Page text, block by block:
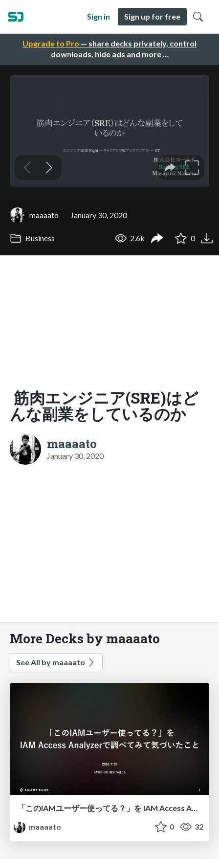
Upgrade to Pro — share decks privately, control
downloads, hide ads and more …
Sign in Sign up for free
maaaato January 30, 2020
Business 2.6k 0
筋肉エンジニア(SRE)はど
んな副業をしているのか
maaaato
January 30, 2020
More Decks by maaaato
See All by maaaato
「このIAMユーザー使ってる？」を IAM Access Analyzerで調べてみて気づいたこと / Is This IAM User Still in Use? What I Learned Using IAM Access Analyzer to Find Out
maaaato
0 32